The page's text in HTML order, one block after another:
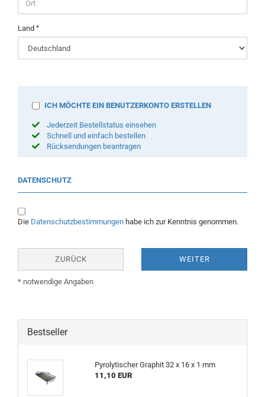
Land
SICHERN
IHRE
INFORMATIONEN
MIT
ICH MÖCHTE EIN BENUTZERKONTO ERSTELLEN
Jederzeit Bestellstatus einsehen
Schnell und einfach bestellen
Rücksendungen beantragen
DATENSCHUTZ
Die Datenschutzbestimmungen habe ich zur Kenntnis genommen.
ZURÜCK WEITER
* notwendige Angaben
Bestseller
Pyrolytischer Graphit 32 x 16 x 1 mm
11,10 EUR